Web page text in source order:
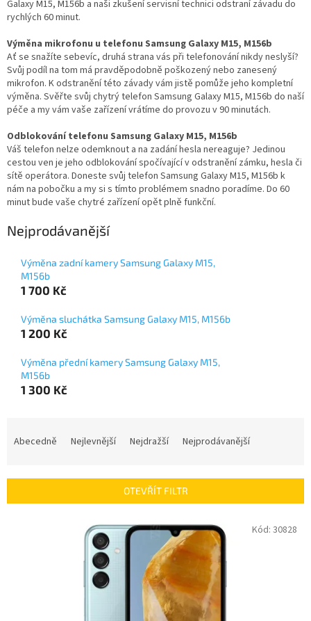
Galaxy M15, M156b a naši zkušení servisní technici odstraní závadu do
rychlých 60 minut.
Výměna mikrofonu u telefonu Samsung Galaxy M15, M156b
Ať se snažíte sebevíc, druhá strana vás při telefonování nikdy neslyší?
Svůj podíl na tom má pravděpodobně poškozený nebo zanesený
mikrofon. K odstranění této závady vám jistě pomůže jeho kompletní
výměna. Svěřte svůj chytrý telefon Samsung Galaxy M15, M156b do naší
péče a my vám vaše zařízení vrátíme do provozu v 90 minutách.
Odblokování telefonu Samsung Galaxy M15, M156b
Váš telefon nelze odemknout a na zadání hesla nereaguje? Jedinou
cestou ven je jeho odblokování spočívající v odstranění zámku, hesla či
sítě operátora. Doneste svůj telefon Samsung Galaxy M15, M156b k
nám na pobočku a my si s tímto problémem snadno poradíme. Do 60
minut bude vaše chytré zařízení opět plně funkční.
Nejprodávanější
Výměna zadní kamery Samsung Galaxy M15,
M156b
1 700 Kč
Výměna sluchátka Samsung Galaxy M15, M156b
1 200 Kč
Výměna přední kamery Samsung Galaxy M15,
M156b
1 300 Kč
í
Abecedně Nejlevnější Nejdražší Nejprodávanější
OTEVŘÍT FILTR
Kód: 30828